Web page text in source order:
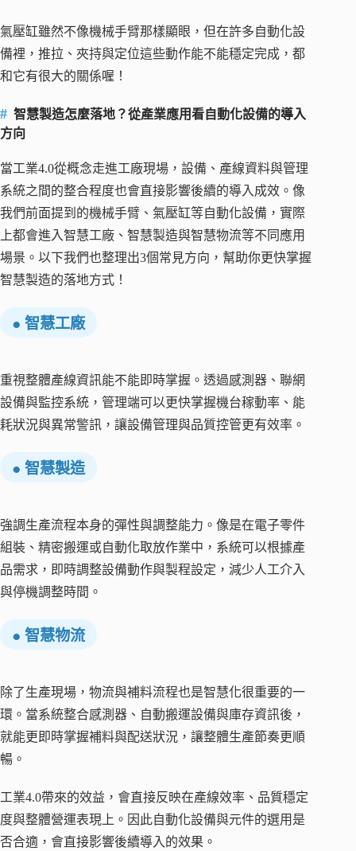
氣壓缸雖然不像機械手臂那樣顯眼，但在許多自動化設
備裡，推拉、夾持與定位這些動作能不能穩定完成，都
和它有很大的關係喔！
智慧製造怎麼落地？從產業應用看自動化設備的導入
方向
當工業4.0從概念走進工廠現場，設備、產線資料與管理
系統之間的整合程度也會直接影響後續的導入成效。像
我們前面提到的機械手臂、氣壓缸等自動化設備，實際
上都會進入智慧工廠、智慧製造與智慧物流等不同應用
場景。以下我們也整理出3個常見方向，幫助你更快掌握
智慧製造的落地方式！
● 智慧工廠
重視整體產線資訊能不能即時掌握。透過感測器、聯網
設備與監控系統，管理端可以更快掌握機台稼動率、能
耗狀況與異常警訊，讓設備管理與品質控管更有效率。
● 智慧製造
強調生產流程本身的彈性與調整能力。像是在電子零件
組裝、精密搬運或自動化取放作業中，系統可以根據產
品需求，即時調整設備動作與製程設定，減少人工介入
與停機調整時間。
● 智慧物流
除了生產現場，物流與補料流程也是智慧化很重要的一
環。當系統整合感測器、自動搬運設備與庫存資訊後，
就能更即時掌握補料與配送狀況，讓整體生產節奏更順
暢。
工業4.0帶來的效益，會直接反映在產線效率、品質穩定
度與整體營運表現上。因此自動化設備與元件的選用是
否合適，會直接影響後續導入的效果。